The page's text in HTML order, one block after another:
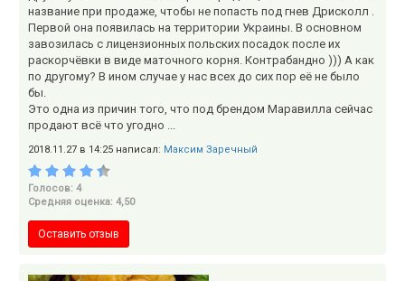
название при продаже, чтобы не попасть под гнев Дрисколл .
Первой она появилась на территории Украины. В основном
завозилась с лицензионных польских посадок после их
раскорчёвки в виде маточного корня. Контрабандно ))) А как
по другому? В ином случае у нас всех до сих пор её не было
бы.
Это одна из причин того, что под брендом Маравилла сейчас
продают всё что угодно ...
2018.11.27 в 14:25 написал: Максим Заречный
Голосов: 4
Средняя оценка: 4,50
Оставить отзыв